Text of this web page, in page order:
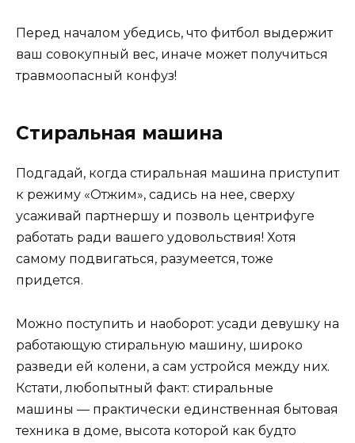
Перед началом убедись, что фитбол выдержит
ваш совокупный вес, иначе может получиться
травмоопасный конфуз!
Стиральная машина
Подгадай, когда стиральная машина приступит
к режиму «Отжим», садись на нее, сверху
усаживай партнершу и позволь центрифуге
работать ради вашего удовольствия! Хотя
самому подвигаться, разумеется, тоже
придется.
Можно поступить и наоборот: усади девушку на
работающую стиральную машину, широко
разведи ей колени, а сам устройся между них.
Кстати, любопытный факт: стиральные
машины — практически единственная бытовая
техника в доме, высота которой как будто